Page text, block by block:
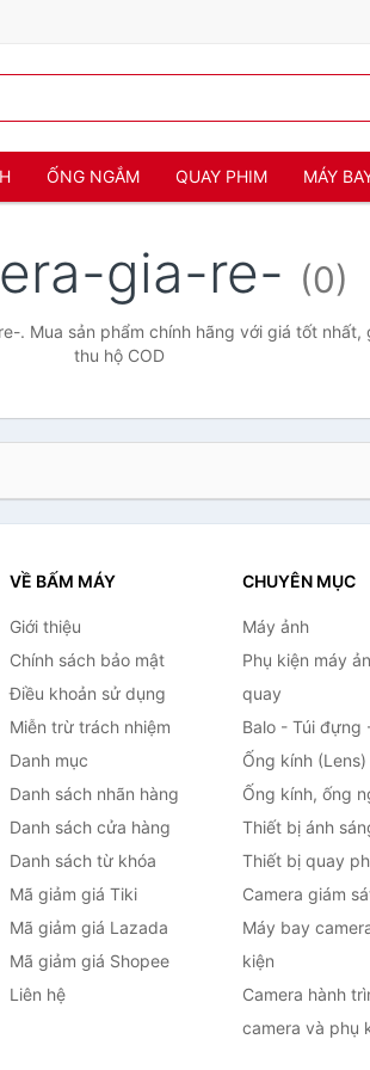
ỐNG NGẮM QUAY PHIM MÁY
gia-re- (0)
. Mua sản phẩm chính hãng với giá tốt nhất,
thu hộ COD
VỀ BẤM MÁY
Giới thiệu
Chính sách bảo mật
Điều khoản sử dụng
Miễn trừ trách nhiệm
Danh mục
Danh sách nhãn hàng
Danh sách cửa hàng
Danh sách từ khóa
Mã giảm giá Tiki
Mã giảm giá Lazada
Mã giảm giá Shopee
Liên hệ
CHUYÊN MỤC
Máy ảnh
Phụ kiện máy
quay
Balo - Túi đựng
Ống kính (Lens)
Ống kính, ống
Thiết bị ánh
Thiết bị quay
Camera giám
Máy bay
kiện
Camera hành
camera và phụ